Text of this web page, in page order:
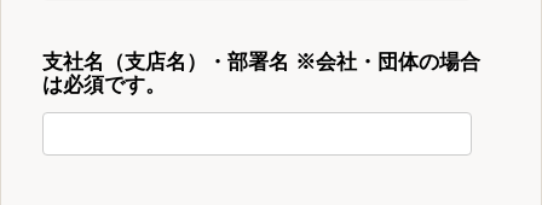
支社名（支店名）・部署名 ※会社・団体の場合
は必須です。